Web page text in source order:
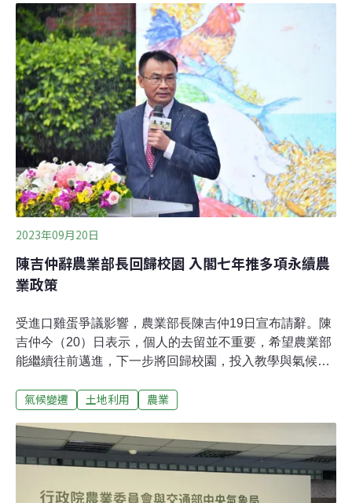
國貿易代表署稱這一份報告結果，依循了川普的「美國優
先」與川普提出的「2025年貿易政策議程」（President’s
2025 Trade Policy Agenda）。
2023年09月20日
陳吉仲辭農業部長回歸校園 入閣七年推多項永續農
業政策
受進口雞蛋爭議影響，農業部長陳吉仲19日宣布請辭。陳
吉仲今（20）日表示，個人的去留並不重要，希望農業部
能繼續往前邁進，下一步將回歸校園，投入教學與氣候變
8月1日掛牌上路，由時任農業委員會主任委員陳吉仲扛下
親上火線解釋今年進口蛋疑慮，為造成社會紛擾向大眾道
歉，並於當晚透過社群媒體宣布請辭部長職位。行政院長
陳建仁一度慰留，最終仍予准辭，政院發言人林子倫表
示，近日陳吉仲多次向院長表達辭意，表態願擔負政務官
氣候變遷 土地利用 農業